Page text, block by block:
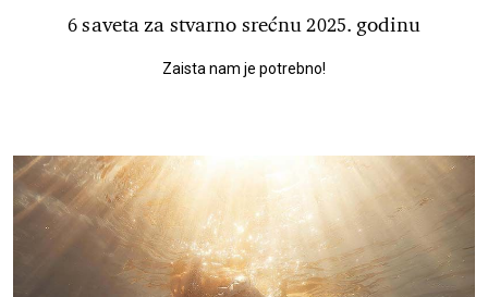
6 saveta za stvarno srećnu 2025. godinu
Zaista nam je potrebno!